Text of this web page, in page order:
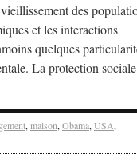
des
et les interactions
quelques
La protection
, maison, Obama, USA,